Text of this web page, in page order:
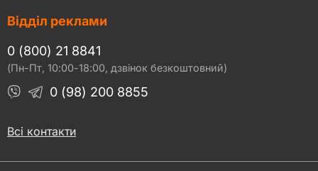
Відділ реклами
0 (800) 21 8841
(Пн-Пт, 10:00-18:00, дзвінок безкоштовний)
0 (98) 200 8855
Всі контакти